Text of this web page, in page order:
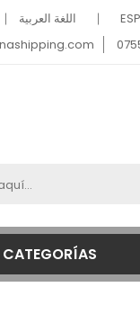
اللغة العربية
CATEGORÍAS